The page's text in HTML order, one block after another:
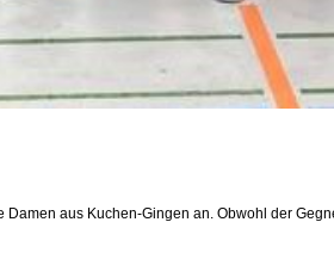
aus Kuchen-Gingen an. Obwohl der